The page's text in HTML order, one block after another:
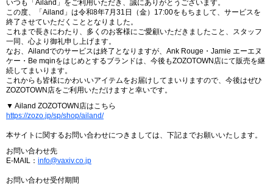
いつも「Ailand」をご利用いただき、誠にありがとうございます。
この度、「Ailand」は令和8年7月31日（金）17:00をもちまして、サービスを
終了させていただくこととなりました。
これまで長きにわたり、多くのお客様にご愛顧いただきましたこと、スタッフ
一同、心より御礼申し上げます。
なお、Ailandでのサービスは終了となりますが、Ank Rouge・Jamie エーエヌ
ケー・Be mqinをはじめとするブランドは、今後もZOZOTOWN店にて販売を継
続してまいります。
これからも皆様にかわいいアイテムをお届けしてまいりますので、今後はぜひ
ZOZOTOWN店をご利用いただけますと幸いです。
▼ Ailand ZOZOTOWN店はこちら
https://zozo.jp/sp/shop/ailand/
本サイトに関するお問い合わせにつきましては、下記までお願いいたします。
お問い合わせ先
E-MAIL： info@vaxiv.co.jp
お問い合わせ受付期間